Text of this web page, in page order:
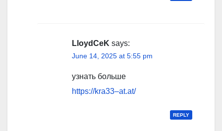
LloydCeK says:
June 14, 2025 at 5:55 pm
узнать больше
https://kra33–at.at/
REPLY